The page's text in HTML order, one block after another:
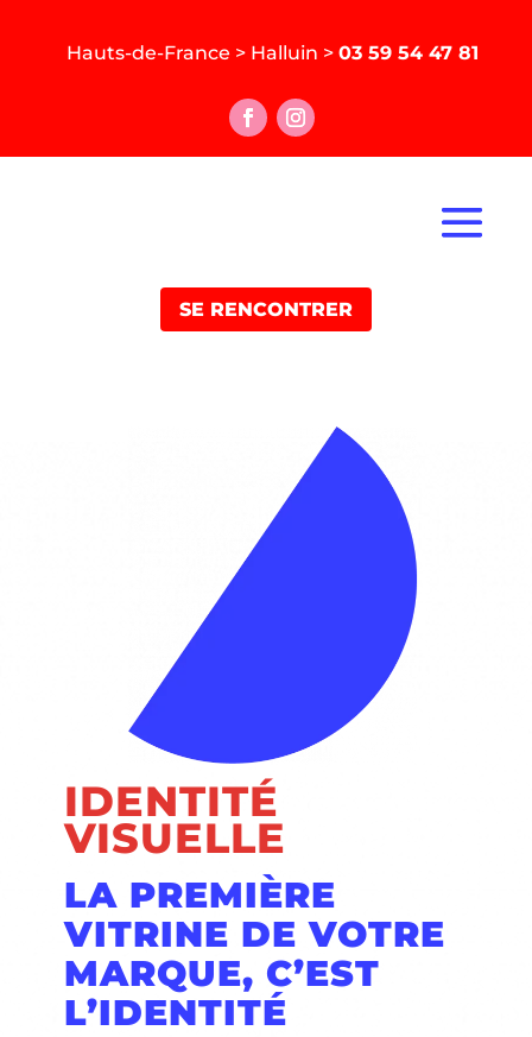
Hauts-de-France > Halluin > 03 59 54 47 81
SE RENCONTRER
IDENTITÉ
VISUELLE
LA PREMIÈRE
VITRINE DE VOTRE
MARQUE, C’EST
L’IDENTITÉ